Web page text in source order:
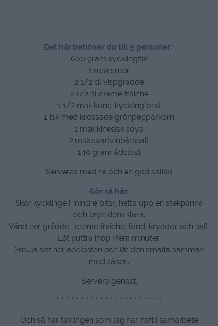
Det här behöver du till 5 personer:
600 gram kycklingfile
1 msk smör
2 1/2 dl vispgrädde
2 1/2 dl creme fraiche
1 1/2 msk konc. kycklingfond
1 tsk med krossade grönpepparkorn
1 msk kinesisk soya
2 msk svartvinbärssaft
140 gram ädelost
Serveras med ris och en god sallad
Gör så här:
Skär kycklinge i mindre bitar, hetta upp en stekpanna
och bryn dem klara.
Vänd ner grädde , creme fraiche, fond, kryddor och saft.
Låt puttra ihop i fem minuter.
Smula sist ner ädelosten och låt den smälta samman
med såsen.
Servera genast.
* * * * * * * * * * * * * * * * * * * * * *
Och så har tävlingen som jag har haft i samarbete